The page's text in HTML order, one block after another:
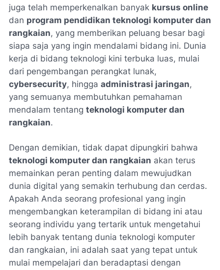
juga telah memperkenalkan banyak kursus online
dan program pendidikan teknologi komputer dan
rangkaian, yang memberikan peluang besar bagi
siapa saja yang ingin mendalami bidang ini. Dunia
kerja di bidang teknologi kini terbuka luas, mulai
dari pengembangan perangkat lunak,
cybersecurity, hingga administrasi jaringan,
yang semuanya membutuhkan pemahaman
mendalam tentang teknologi komputer dan
rangkaian.
Dengan demikian, tidak dapat dipungkiri bahwa
teknologi komputer dan rangkaian akan terus
memainkan peran penting dalam mewujudkan
dunia digital yang semakin terhubung dan cerdas.
Apakah Anda seorang profesional yang ingin
mengembangkan keterampilan di bidang ini atau
seorang individu yang tertarik untuk mengetahui
lebih banyak tentang dunia teknologi komputer
dan rangkaian, ini adalah saat yang tepat untuk
mulai mempelajari dan beradaptasi dengan